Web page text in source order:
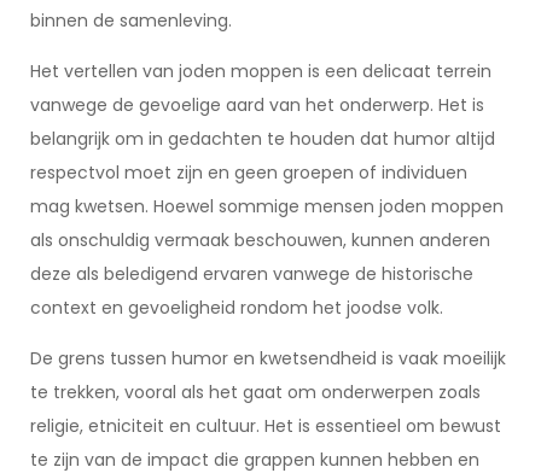
binnen de samenleving.
Het vertellen van joden moppen is een delicaat terrein
vanwege de gevoelige aard van het onderwerp. Het is
belangrijk om in gedachten te houden dat humor altijd
respectvol moet zijn en geen groepen of individuen
mag kwetsen. Hoewel sommige mensen joden moppen
als onschuldig vermaak beschouwen, kunnen anderen
deze als beledigend ervaren vanwege de historische
context en gevoeligheid rondom het joodse volk.
De grens tussen humor en kwetsendheid is vaak moeilijk
te trekken, vooral als het gaat om onderwerpen zoals
religie, etniciteit en cultuur. Het is essentieel om bewust
te zijn van de impact die grappen kunnen hebben en